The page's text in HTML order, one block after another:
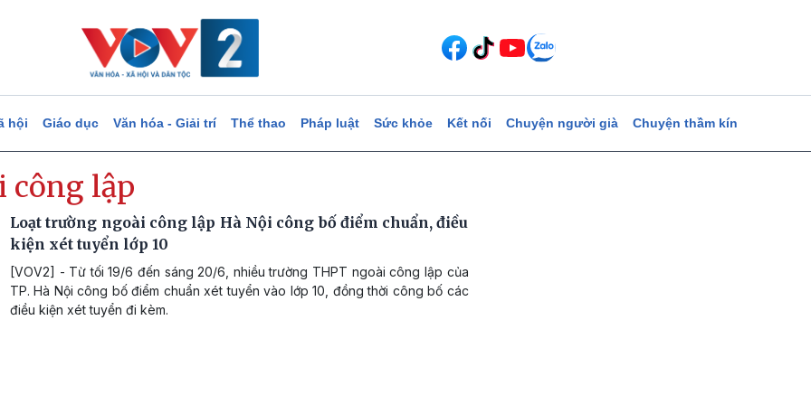
hội Giáo dục Văn hóa - Giải trí Thể thao Pháp luật Sức khỏe Kết nối Chuyện người già Chuyện thầm kín
công lập
Loạt trường ngoài công lập Hà Nội công bố điểm chuẩn, điều
kiện xét tuyển lớp 10
[VOV2] - Từ tối 19/6 đến sáng 20/6, nhiều trường THPT ngoài công lập của
TP. Hà Nội công bố điểm chuẩn xét tuyển vào lớp 10, đồng thời công bố các
điều kiện xét tuyển đi kèm.